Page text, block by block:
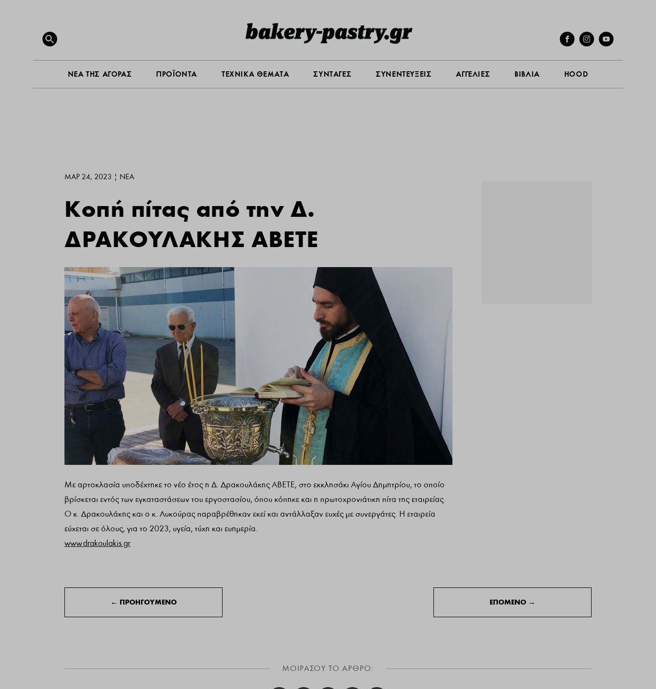
Search
for:
SEARCH BUTTON
ΝΕΑ ΤΗΣ ΑΓΟΡΑΣ ΠΡΟΪΟΝΤΑ ΤΕΧΝΙΚΑ ΘΕΜΑΤΑ ΣΥΝΤΑΓΕΣ ΣΥΝΕΝΤΕΥΞΕΙΣ ΑΓΓΕΛΙΕΣ ΒΙΒΛΙΑ HOOD
HOOD
ΜΑΡ 24, 2023 | ΝΕΑ
Κοπή πίτας από την Δ.
ΔΡΑΚΟΥΛΑΚΗΣ ΑΒΕΤΕ
Με αρτοκλασία υποδέχτηκε το νέο έτος η Δ. Δρακουλάκης ΑΒΕΤΕ, στο εκκλησάκι Αγίου Δημητρίου, το οποίο
βρίσκεται εντός των εγκαταστάσεων του εργοστασίου, όπου κόπηκε και η πρωτοχρονιάτικη πίτα της εταιρείας.
Ο κ. Δρακουλάκης και ο κ. Λυκούρας παραβρέθηκαν εκεί και αντάλλαξαν ευχές με συνεργάτες. Η εταιρεία
εύχεται σε όλους, για το 2023, υγεία, τύχη και ευημερία.
www.drakoulakis.gr
← ΠΡΟΗΓΟΥΜΕΝΟ ΕΠΟΜΕΝΟ →
ΜΟΙΡΑΣΟΥ ΤΟ ΑΡΘΡΟ: